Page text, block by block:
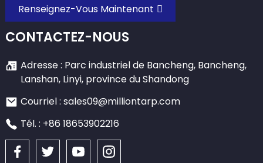
Renseignez-Vous Maintenant
CONTACTEZ-NOUS
Adresse : Parc industriel de Bancheng, Bancheng,
Lanshan, Linyi, province du Shandong
Courriel : sales09@milliontarp.com
Tél. : +86 18653902216